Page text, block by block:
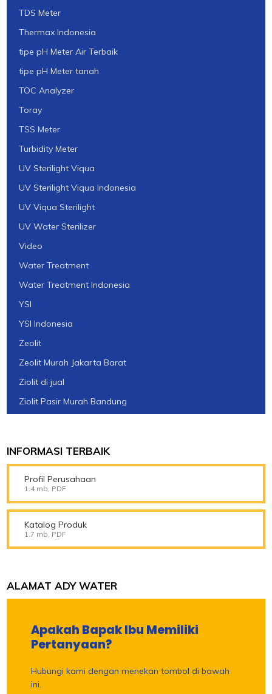
TDS Meter
Thermax Indonesia
tipe pH Meter Air Terbaik
tipe pH Meter tanah
TOC Analyzer
Toray
TSS Meter
Turbidity Meter
UV Sterilight Viqua
UV Sterilight Viqua Indonesia
UV Viqua Sterilight
UV Water Sterilizer
Video
Water Treatment
Water Treatment Indonesia
YSI
YSI Indonesia
Zeolit
Zeolit Murah Jakarta Barat
Ziolit di jual
Ziolit Pasir Murah Bandung
INFORMASI TERBAIK
Profil Perusahaan
1.4 mb, PDF
Katalog Produk
1.7 mb, PDF
ALAMAT ADY WATER
Apakah Bapak Ibu Memiliki
Pertanyaan?
Hubungi kami dengan menekan tombol di bawah
ini.